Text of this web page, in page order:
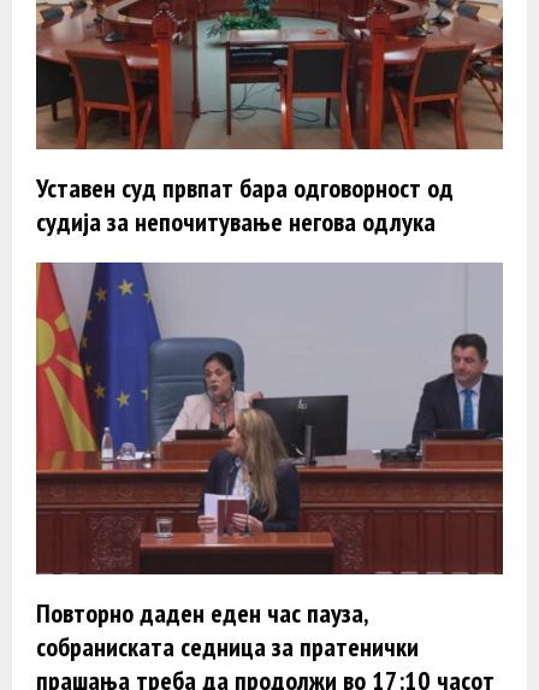
Уставен суд првпат бара одговорност од
судија за непочитување негова одлука
Повторно даден еден час пауза,
собраниската седница за пратенички
прашања треба да продолжи во 17:10 часот